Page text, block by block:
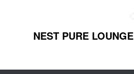
NEST PURE LOUNGE